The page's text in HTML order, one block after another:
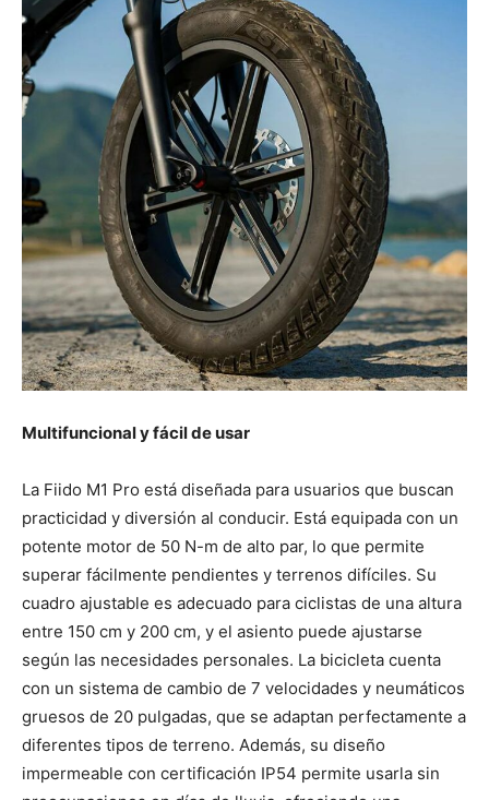
Multifuncional y fácil de usar
La Fiido M1 Pro está diseñada para usuarios que buscan
practicidad y diversión al conducir. Está equipada con un
potente motor de 50 N-m de alto par, lo que permite
superar fácilmente pendientes y terrenos difíciles. Su
cuadro ajustable es adecuado para ciclistas de una altura
entre 150 cm y 200 cm, y el asiento puede ajustarse
según las necesidades personales. La bicicleta cuenta
con un sistema de cambio de 7 velocidades y neumáticos
gruesos de 20 pulgadas, que se adaptan perfectamente a
diferentes tipos de terreno. Además, su diseño
impermeable con certificación IP54 permite usarla sin